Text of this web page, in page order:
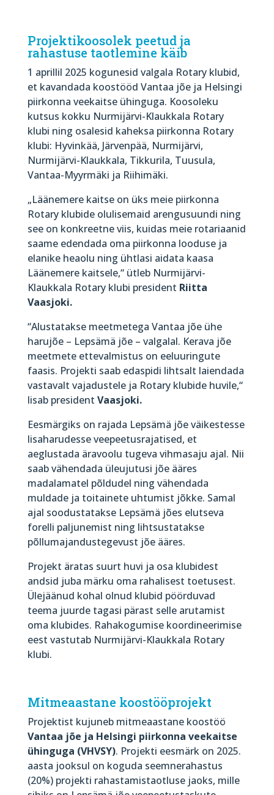
Projektikoosolek peetud ja
rahastuse taotlemine käib
1 aprillil 2025 kogunesid valgala Rotary klubid,
et kavandada koostööd Vantaa jõe ja Helsingi
piirkonna veekaitse ühinguga. Koosoleku
kutsus kokku Nurmijärvi-Klaukkala Rotary
klubi ning osalesid kaheksa piirkonna Rotary
klubi: Hyvinkää, Järvenpää, Nurmijärvi,
Nurmijärvi-Klaukkala, Tikkurila, Tuusula,
Vantaa-Myyrmäki ja Riihimäki.
„Läänemere kaitse on üks meie piirkonna
Rotary klubide olulisemaid arengusuundi ning
see on konkreetne viis, kuidas meie rotariaanid
saame edendada oma piirkonna looduse ja
elanike heaolu ning ühtlasi aidata kaasa
Läänemere kaitsele,“ ütleb Nurmijärvi-
Klaukkala Rotary klubi president Riitta
Vaasjoki.
“Alustatakse meetmetega Vantaa jõe ühe
harujõe – Lepsämä jõe – valgalal. Kerava jõe
meetmete ettevalmistus on eeluuringute
faasis. Projekti saab edaspidi lihtsalt laiendada
vastavalt vajadustele ja Rotary klubide huvile,“
lisab president Vaasjoki.
Eesmärgiks on rajada Lepsämä jõe väikestesse
lisaharudesse veepeetusrajatised, et
aeglustada äravoolu tugeva vihmasaju ajal. Nii
saab vähendada üleujutusi jõe ääres
madalamatel põldudel ning vähendada
muldade ja toitainete uhtumist jõkke. Samal
ajal soodustatakse Lepsämä jões elutseva
forelli paljunemist ning lihtsustatakse
põllumajandustegevust jõe ääres.
Projekt äratas suurt huvi ja osa klubidest
andsid juba märku oma rahalisest toetusest.
Ülejäänud kohal olnud klubid pöörduvad
teema juurde tagasi pärast selle arutamist
oma klubides. Rahakogumise koordineerimise
eest vastutab Nurmijärvi-Klaukkala Rotary
klubi.
Mitmeaastane koostööprojekt
Projektist kujuneb mitmeaastane koostöö
Vantaa jõe ja Helsingi piirkonna veekaitse
ühinguga (VHVSY). Projekti eesmärk on 2025.
aasta jooksul on koguda seemnerahastus
(20%) projekti rahastamistaotluse jaoks, mille